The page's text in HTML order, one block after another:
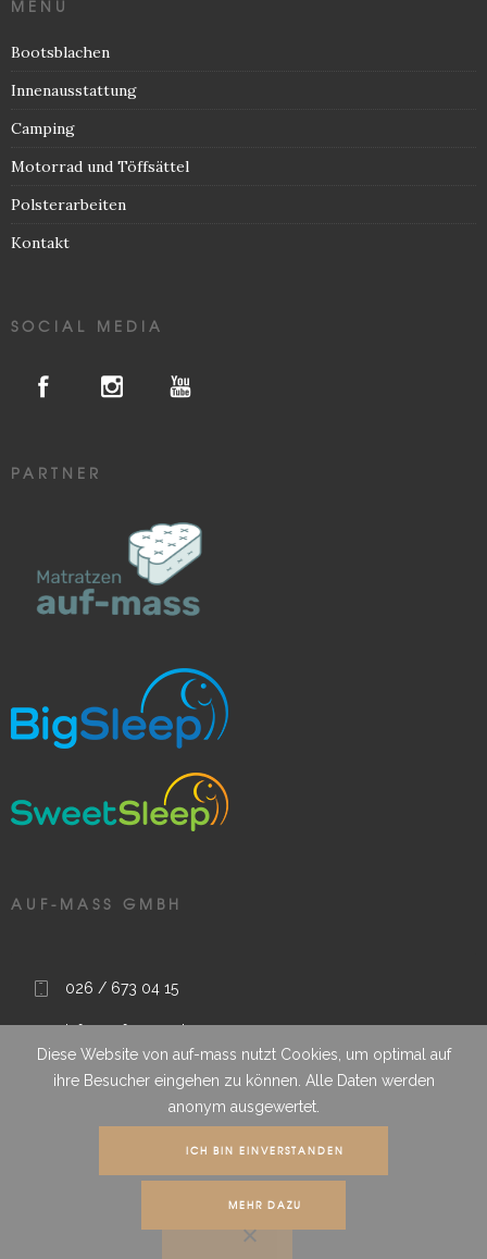
MENU
Bootsblachen
Innenausstattung
Camping
Motorrad und Töffsättel
Polsterarbeiten
Kontakt
SOCIAL MEDIA
PARTNER
AUF-MASS GMBH
026 / 673 04 15
info@auf-mass.ch
Route sous le Clou 9, 1788 Praz (Vully), FR, Schweiz
Wir garantieren termingerechte Qualitätsarbeit
Diese Website von auf-mass nutzt Cookies, um optimal auf
ihre Besucher eingehen zu können. Alle Daten werden
anonym ausgewertet.
ICH BIN EINVERSTANDEN
MEHR DAZU